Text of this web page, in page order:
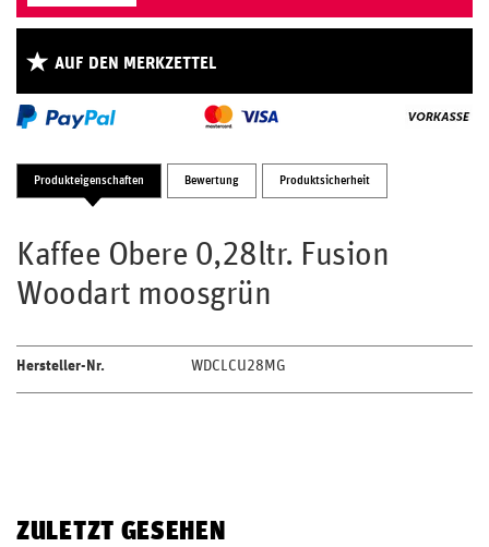
AUF DEN MERKZETTEL
Produkteigenschaften Bewertung Produktsicherheit
Kaffee Obere 0,28ltr. Fusion
Woodart moosgrün
Hersteller-Nr. WDCLCU28MG
ZULETZT GESEHEN